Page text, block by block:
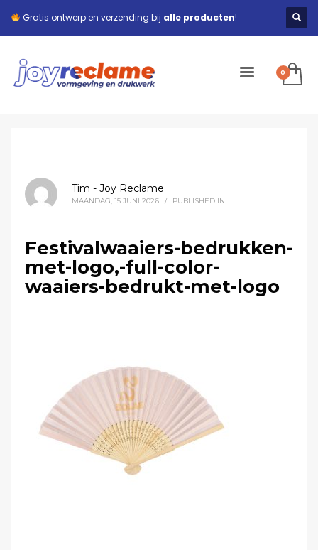
Gratis ontwerp en verzending bij alle producten!
Tim - Joy Reclame
MAANDAG, 15 JUNI 2026 / PUBLISHED IN
Festivalwaaiers-bedrukken-
met-logo,-full-color-
waaiers-bedrukt-met-logo